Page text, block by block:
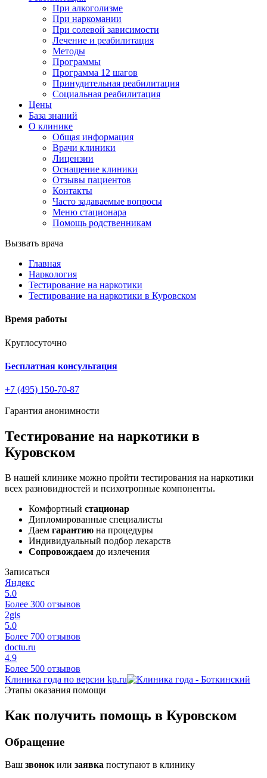
При алкоголизме
При наркомании
При солевой зависимости
Лечение и реабилитация
Методы
Программы
Программа 12 шагов
Принудительная реабилитация
Социальная реабилитация
Цены
База знаний
О клинике
Общая информация
Врачи клиники
Лицензии
Оснащение клиники
Отзывы пациентов
Контакты
Часто задаваемые вопросы
Меню стационара
Помощь родственникам
Вызвать врача
Главная
Наркология
Тестирование на наркотики
Тестирование на наркотики в Куровском
Время работы
Круглосуточно
Бесплатная консультация
+7 (495) 150-70-87
Гарантия анонимности
Тестирование на наркотики в
Куровском
В нашей клинике можно пройти тестирования на наркотики
всех разновидностей и психотропные компоненты.
Комфортный стационар
Дипломированные специалисты
Даем гарантию на процедуры
Индивидуальный подбор лекарств
Сопровождаем до излечения
Записаться
Яндекс
5.0
Более 300 отзывов
2gis
5.0
Более 700 отзывов
doctu.ru
4.9
Более 500 отзывов
Клиника года по версии kp.ru
Этапы оказания помощи
Как получить помощь в Куровском
Обращение
Ваш звонокили заявка поступают в клинику